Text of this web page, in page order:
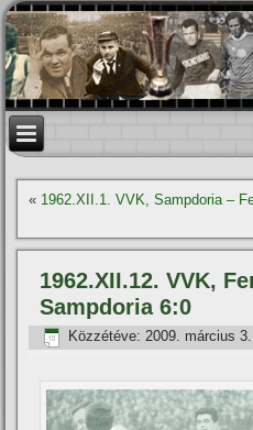
« 1962.XII.1. VVK, Sampdoria –
1962.XII.12. VVK,
Sampdoria 6:0
Közzétéve: 2009. március